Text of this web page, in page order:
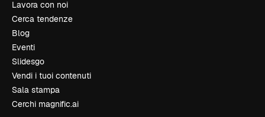
Lavora con noi
Cerca tendenze
Blog
Eventi
Slidesgo
Vendi i tuoi contenuti
Sala stampa
Cerchi magnific.ai